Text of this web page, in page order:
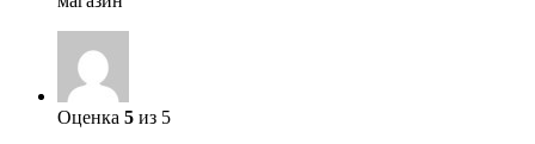
Оценка 5 из 5